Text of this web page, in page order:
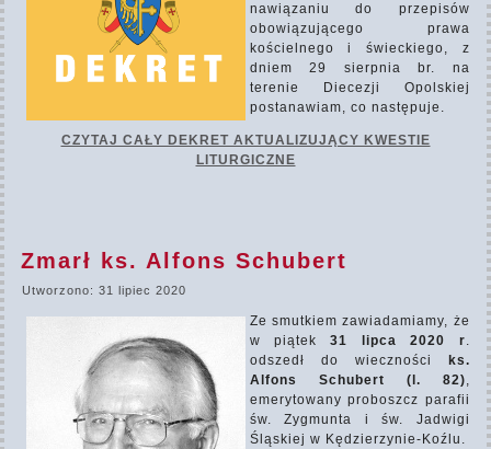
nawiązaniu do przepisów
obowiązującego prawa
kościelnego i świeckiego, z
dniem 29 sierpnia br. na
terenie Diecezji Opolskiej
postanawiam, co następuje.
CZYTAJ CAŁY DEKRET AKTUALIZUJĄCY KWESTIE
LITURGICZNE
Zmarł ks. Alfons Schubert
Utworzono: 31 lipiec 2020
Ze smutkiem zawiadamiamy, że
w piątek 31 lipca 2020 r.
odszedł do wieczności
ks.
Alfons Schubert (l. 82),
emerytowany proboszcz parafii
św. Zygmunta i św. Jadwigi
Śląskiej w Kędzierzynie-Koźlu.